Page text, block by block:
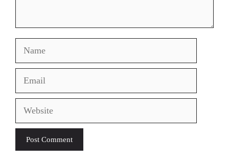
Name
Email
Website